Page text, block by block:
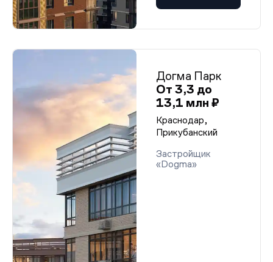
Догма Парк
От 3,3 до
13,1 млн ₽
Краснодар,
Прикубанский
Застройщик
«Dogma»